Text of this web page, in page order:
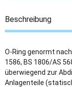
Beschreibung
O-Ring genormt nach
1586, BS 1806/AS
überwiegend zur
Anlagenteile